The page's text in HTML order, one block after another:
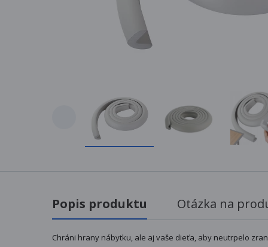
Popis produktu Otázka na
Chráni hrany nábytku, ale aj vaše dieťa, aby neutrpelo